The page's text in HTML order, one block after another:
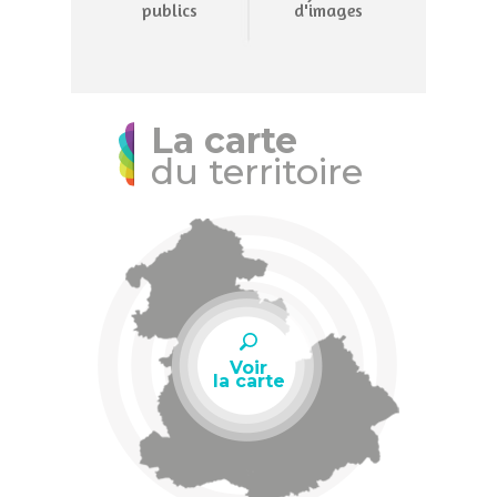
publics
d'images
La carte
du territoire
Voir
la carte